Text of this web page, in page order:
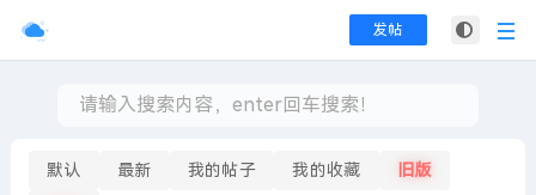
发帖
默认 最新 我的帖子 我的收藏 旧版